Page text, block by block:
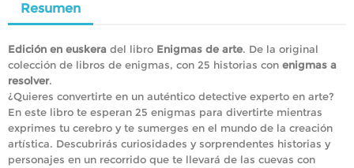
Resumen
Edición en euskera del libro Enigmas de arte. De la original
colección de libros de enigmas, con 25 historias con enigmas a
resolver.
¿Quieres convertirte en un auténtico detective experto en arte?
En este libro te esperan 25 enigmas para divertirte mientras
exprimes tu cerebro y te sumerges en el mundo de la creación
artística. Descubrirás curiosidades y sorprendentes historias y
personajes en un recorrido que te llevará de las cuevas con